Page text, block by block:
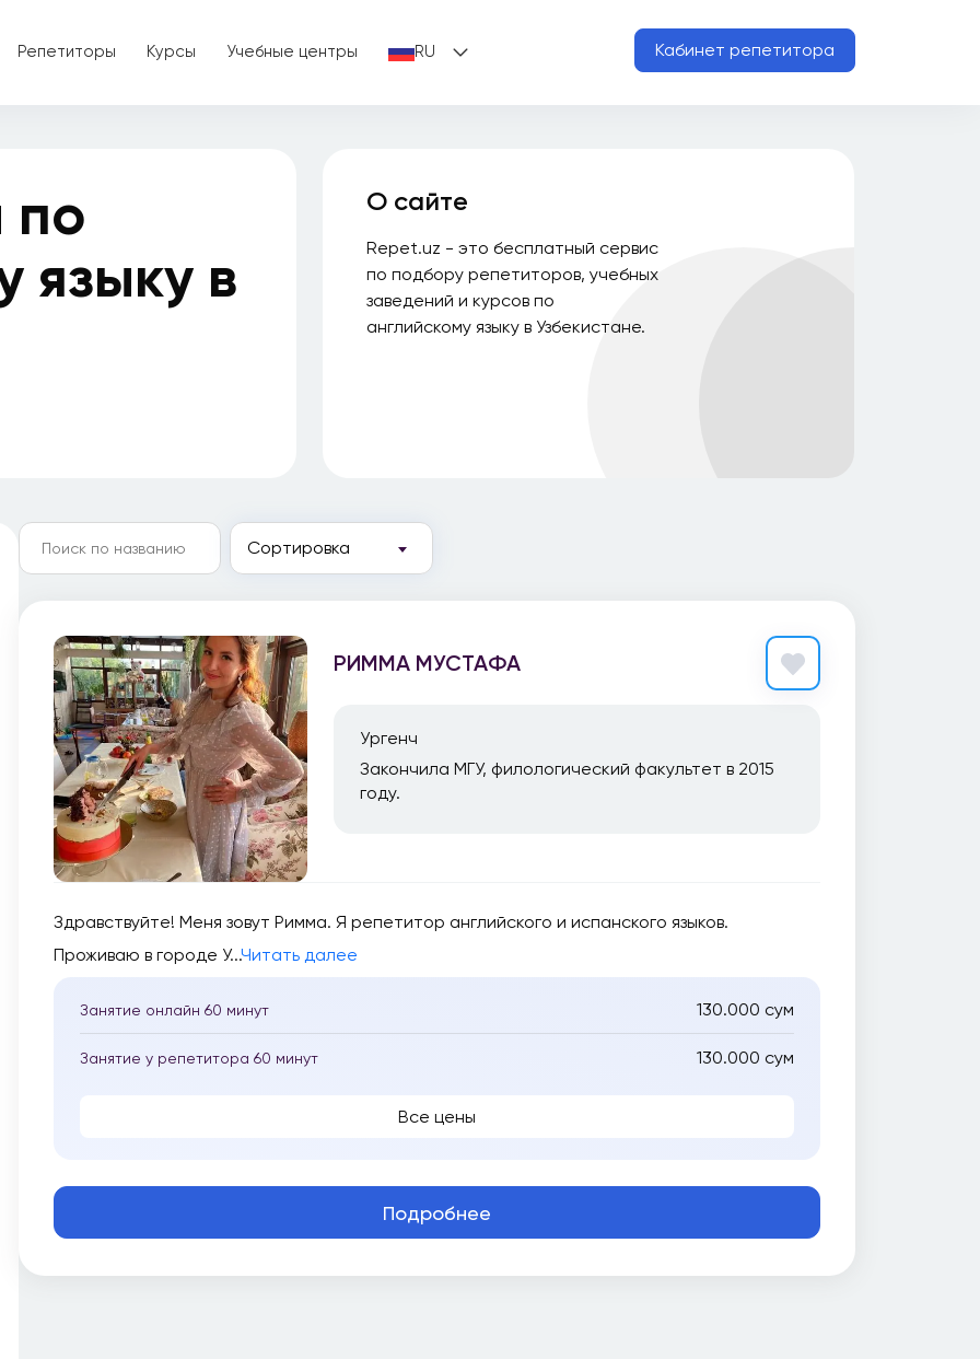
Репетиторы Курсы Учебные центры RU Кабинет репетитора
по
языку в
О сайте
Repet.uz - это бесплатный сервис
по подбору репетиторов, учебных
заведений и курсов по
английскому языку в Узбекистане.
Сортировка
РИММА МУСТАФА
Ургенч
Закончила МГУ, филологический факультет в 2015
году.
Здравствуйте! Меня зовут Римма. Я репетитор английского и испанского языков.
Проживаю в городе У...Читать далее
Занятие онлайн 60 минут 130.000 сум
Занятие у репетитора 60 минут 130.000 сум
Все цены
Подробнее